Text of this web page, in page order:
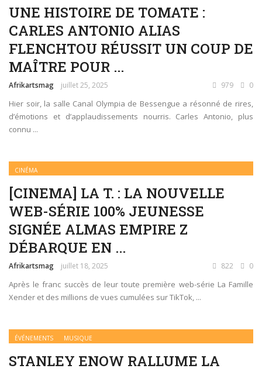
UNE HISTOIRE DE TOMATE :
CARLES ANTONIO ALIAS
FLENCHTOU RÉUSSIT UN COUP DE
MAÎTRE POUR ...
Afrikartsmag juillet 25, 2025 979 0
Hier soir, la salle Canal Olympia de Bessengue a résonné de rires,
d’émotions et d’applaudissements nourris. Carles Antonio, plus
connu ...
CINÉMA
[CINEMA] LA T. : LA NOUVELLE
WEB-SÉRIE 100% JEUNESSE
SIGNÉE ALMAS EMPIRE Z
DÉBARQUE EN ...
Afrikartsmag juillet 18, 2025 822 0
Après le franc succès de leur toute première web-série La Famille
Xender et des millions de vues cumulées sur TikTok, ...
ÉVÉNEMENTS MUSIQUE
STANLEY ENOW RALLUME LA